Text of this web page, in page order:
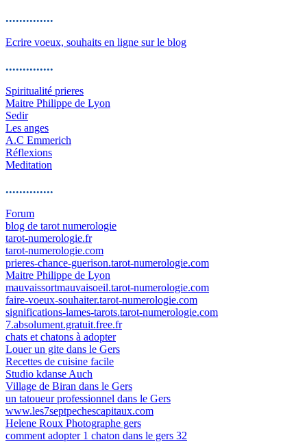
..............
Ecrire voeux, souhaits en ligne sur le blog
..............
Spiritualité prieres
Maitre Philippe de Lyon
Sedir
Les anges
A.C Emmerich
Réflexions
Meditation
..............
Forum
blog de tarot numerologie
tarot-numerologie.fr
tarot-numerologie.com
prieres-chance-guerison.tarot-numerologie.com
Maitre Philippe de Lyon
mauvaissortmauvaisoeil.tarot-numerologie.com
faire-voeux-souhaiter.tarot-numerologie.com
significations-lames-tarots.tarot-numerologie.com
7.absolument.gratuit.free.fr
chats et chatons à adopter
Louer un gite dans le Gers
Recettes de cuisine facile
Studio kdanse Auch
Village de Biran dans le Gers
un tatoueur professionnel dans le Gers
www.les7septpechescapitaux.com
Helene Roux Photographe gers
comment adopter 1 chaton dans le gers 32